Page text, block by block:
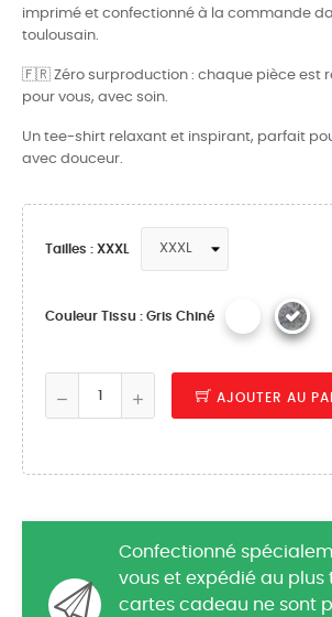
imprimé et confectionné à la commande
toulousain.
🇫🇷 Zéro surproduction : chaque pièce est
pour vous, avec soin.
Un tee-shirt relaxant et inspirant, parfait
avec douceur.
Tailles : XXXL
Couleur Tissu : Gris Chiné
AJOUTER AU
Confectionné
vous et expédié au plus
cartes cadeau ne sont